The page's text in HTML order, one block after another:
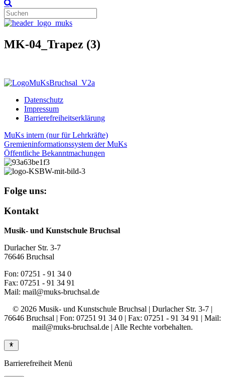
MK-04_Trapez (3)
Datenschutz
Impressum
Barrierefreiheitserklärung
MuKs intern (nur für Lehrkräfte)
Gremieninformationssystem der MuKs
Öffentliche Bekanntmachungen
Folge uns:
Kontakt
Musik- und Kunstschule Bruchsal
Durlacher Str. 3-7
76646 Bruchsal
Fon: 07251 - 91 34 0
Fax: 07251 - 91 34 91
Mail: mail@muks-bruchsal.de
© 2026 Musik- und Kunstschule Bruchsal | Durlacher Str. 3-7 |
76646 Bruchsal | Fon: 07251 91 34 0 | Fax: 07251 - 91 34 91 | Mail:
mail@muks-bruchsal.de | Alle Rechte vorbehalten.
Barrierefreiheit Menü